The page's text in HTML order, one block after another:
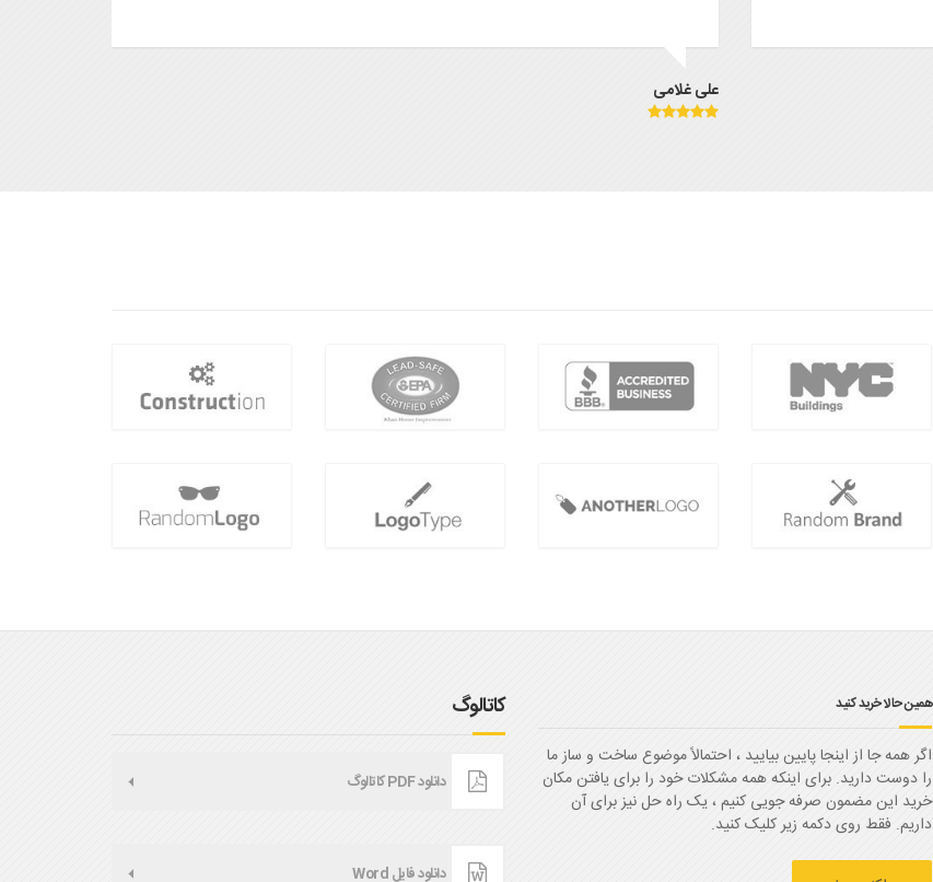
علی غلامی
همین حالا خرید کنید
اگر همه جا از اینجا پایین بیایید ، احتمالاً موضوع ساخت و ساز ما
را دوست دارید. برای اینکه همه مشکلات خود را برای یافتن مکان
خرید این مضمون صرفه جویی کنیم ، یک راه حل نیز برای آن
داریم. فقط روی دکمه زیر کلیک کنید.
کاتالوگ
دانلود PDF کاتالوگ
دانلود فایل Word